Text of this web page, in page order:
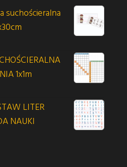
suchościeralna
wynosiła: 85,00 zł.
cena wynosi: 80,00 zł.
1x1m
LITER
NAUKI